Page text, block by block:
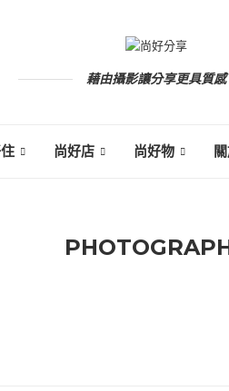
藉由攝影讓分享更具質感
尚好店 尚好物